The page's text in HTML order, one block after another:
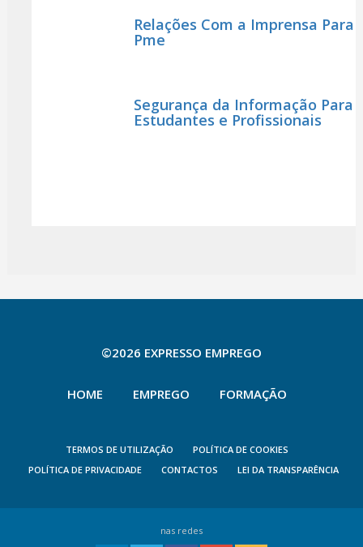
Relações Com a Imprensa Para
Pme
Segurança da Informação Para
Estudantes e Profissionais
©2026 EXPRESSO EMPREGO
HOME EMPREGO FORMAÇÃO
TERMOS DE UTILIZAÇÃO
POLÍTICA DE COOKIES
POLÍTICA DE PRIVACIDADE
CONTACTOS LEI DA TRANSPARÊNCIA
nas redes